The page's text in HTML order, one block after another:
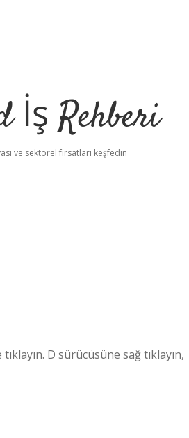
İş Rehberi
ve sektörel fırsatları keşfedin
D sürücüsüne sağ tıklayın,